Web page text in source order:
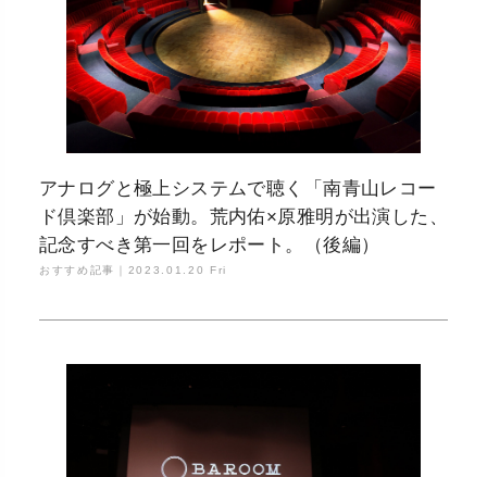
アナログと極上システムで聴く「南青山レコー
ド倶楽部」が始動。荒内佑×原雅明が出演した、
記念すべき第一回をレポート。（後編）
おすすめ記事｜ 2023.01.20 Fri